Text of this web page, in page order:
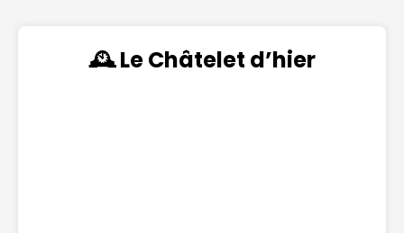
🕰️ Le Châtelet d’hier